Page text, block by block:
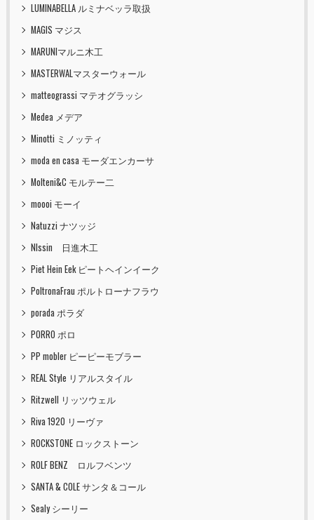
LUMINABELLA ルミナベッラ取扱
MAGIS マジス
MARUNIマルニ木工
MASTERWALマスターウォール
matteograssi マテオグラッシ
Medea メデア
Minotti ミノッティ
moda en casa モーダエンカーサ
Molteni&C モルテー二
moooi モーイ
Natuzzi ナツッジ
NIssin 日進木工
Piet Hein Eek ピートヘインイーク
PoltronaFrau ポルトローナフラウ
porada ポラダ
PORRO ポロ
PP mobler ピーピーモブラー
REAL Style リアルスタイル
Ritzwell リッツウェル
Riva 1920 リーヴァ
ROCKSTONE ロックストーン
ROLF BENZ ロルフベンツ
SANTA & COLE サンタ＆コール
Sealy シーリー